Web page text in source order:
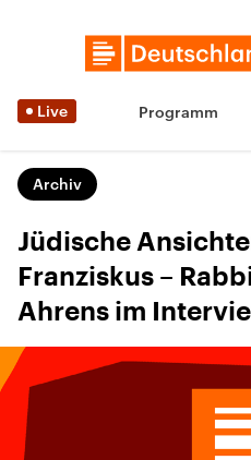
Live Programm
Archiv
Jüdische
Franziskus –
Ahrens im